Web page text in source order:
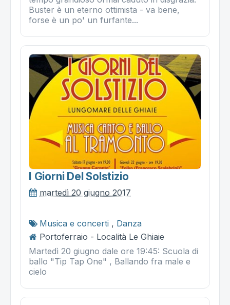
Buster è un eterno ottimista - va bene,
forse è un po' un furfante...
I Giorni Del Solstizio
martedì 20 giugno 2017
Musica e concerti , Danza
Portoferraio - Località Le Ghiaie
Martedì 20 giugno dale ore 19:45: Scuola di
ballo "Tip Tap One" , Ballando fra male e
cielo